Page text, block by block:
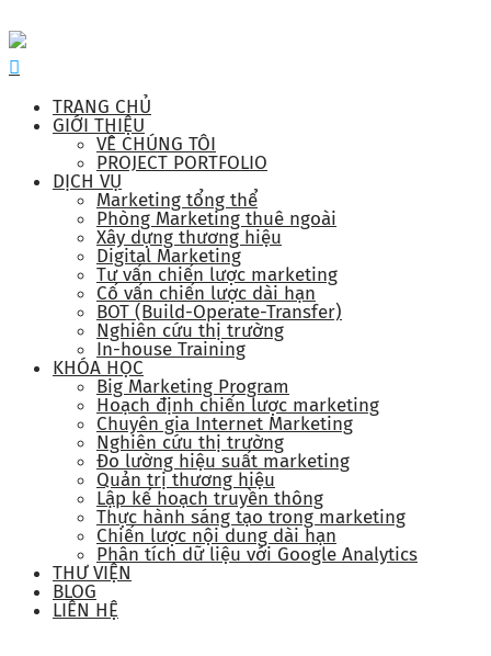
TRANG CHỦ
GIỚI THIỆU
VỀ CHÚNG TÔI
PROJECT PORTFOLIO
DỊCH VỤ
Marketing tổng thể
Phòng Marketing thuê ngoài
Xây dựng thương hiệu
Digital Marketing
Tư vấn chiến lược marketing
Cố vấn chiến lược dài hạn
BOT (Build-Operate-Transfer)
Nghiên cứu thị trường
In-house Training
KHÓA HỌC
Big Marketing Program
Hoạch định chiến lược marketing
Chuyên gia Internet Marketing
Nghiên cứu thị trường
Đo lường hiệu suất marketing
Quản trị thương hiệu
Lập kế hoạch truyền thông
Thực hành sáng tạo trong marketing
Chiến lược nội dung dài hạn
Phân tích dữ liệu với Google Analytics
THƯ VIỆN
BLOG
LIÊN HỆ